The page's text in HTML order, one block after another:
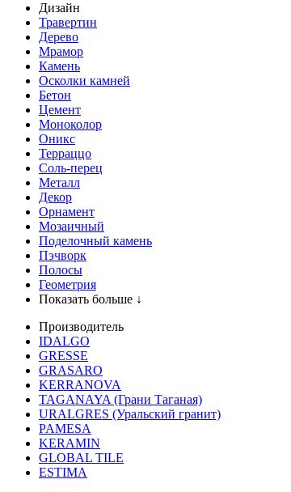
Дизайн
Травертин
Дерево
Мрамор
Камень
Осколки камней
Бетон
Цемент
Моноколор
Оникс
Терраццо
Соль-перец
Металл
Декор
Орнамент
Мозаичный
Поделочный камень
Пэчворк
Полосы
Геометрия
Показать больше ↓
Производитель
IDALGO
GRESSE
GRASARO
KERRANOVA
TAGANAYA (Грани Таганая)
URALGRES (Уральский гранит)
PAMESA
KERAMIN
GLOBAL TILE
ESTIMA